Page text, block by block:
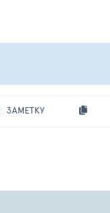
ЗАМЕТКУ